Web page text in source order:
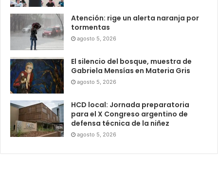
Atención: rige un alerta naranja por
tormentas
agosto 5, 2026
El silencio del bosque, muestra de
Gabriela Mensías en Materia Gris
agosto 5, 2026
HCD local: Jornada preparatoria
para el X Congreso argentino de
defensa técnica de la niñez
agosto 5, 2026